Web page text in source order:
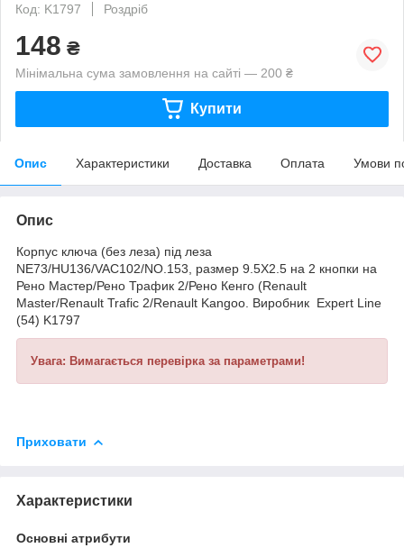
Код: K1797
Роздріб
148 ₴
Мінімальна сума замовлення на сайті — 200 ₴
Купити
Опис Характеристики Доставка Оплата Умови
Опис
Корпус ключа (без леза) під леза
NE73/HU136/VAC102/NO.153, размер 9.5X2.5 на 2 кнопки на
Рено Мастер/Рено Трафик 2/Рено Кенго (Renault
Master/Renault Trafic 2/Renault Kangoo. Виробник Expert Line
(54) K1797
Увага: Вимагається перевірка за параметрами!
Приховати
Характеристики
Основні атрибути